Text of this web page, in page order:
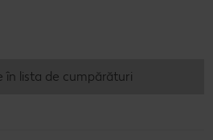
în lista de cumpărături